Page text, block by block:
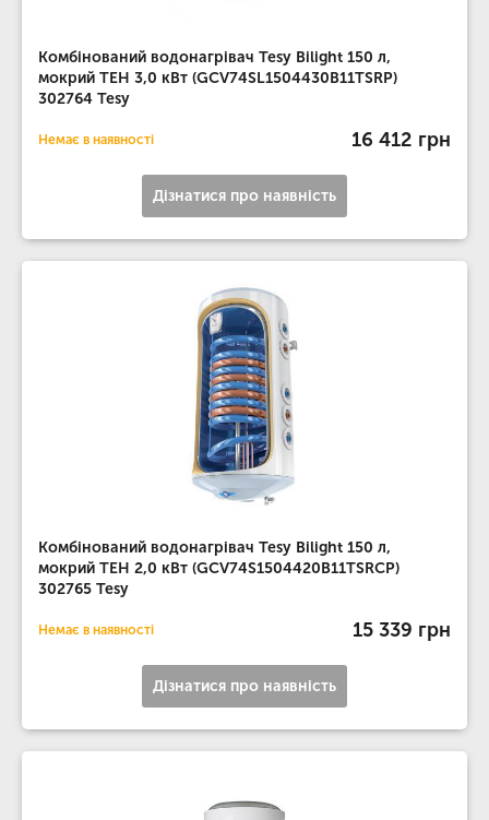
Комбінований водонагрівач Tesy Bilight 150 л,
мокрий ТЕН 3,0 кВт (GCV74SL1504430B11TSRP)
302764 Tesy
Немає в наявності 16 412 грн
Дізнатися про наявність
Комбінований водонагрівач Tesy Bilight 150 л,
мокрий ТЕН 2,0 кВт (GCV74S1504420B11TSRСP)
302765 Tesy
Немає в наявності 15 339 грн
Дізнатися про наявність